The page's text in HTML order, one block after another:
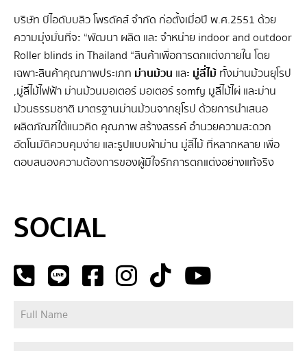
คงทน แข็งแรงและความยืดหยุ่นที่เหนือกว่าวัสดุสังเคราะห์
หลายชนิด อีกทั้งลวดลายของร่องเสี้ยนไม้ที่สวยงาม ดูเรียบ
สะอาดตา ให้อารมณ์กลิ่นอายของธรรมชาติได้อย่างชัดเจน จึง
นิยมนำมาใช้ในการตกแต่งที่ต้องการความเป็นธรรมชาติ มู่ลี่
ไม้ไผ่คุณภาพ คอลเลคชั่น COULISSE | BIW ผลิตด้วย
กระบวนการที่ทันสมัย ปรับเปลี่ยนไม้ไผ่ให้เป็นใบเรียบสวยงาม
โดยยังคงเนื้อไม้ไผ่เดิมไว้ จุดสำคัญคือ หมดกังวลเรื่องแมลง
กัดกินเนื้อไม้ ผนวกกับนวัตกรรม Finger Joint ที่เสริมความ
แข็งแรงของใบมู่ลี่ไม้ ไม่ให้โก่งงอ จึงได้ทั้งความสวยงามจาก
ธรรมชาติและความคงทนแข็งแรงที่รังสรรค์ได้กับทุกขนาด
ธรรมชาติ หรือแม้แต่สีโทนเข้มที่หรูหรา เพื่อช่วยยกระดับการ
ตกแต่งได้อย่างไร้ข้อจำกัด โดดเด่นสะดุดตาบนหน้าต่าง ซึ่งนับ
เป็นเฟอร์นิเจอร์ชิ้นสำคัญในการตกแต่ง สวยงามเป็น
ธรรมชาติ อย่างมีระดับ กับ มู่ลี่ไม้ไผ่ BAMBOO จาก […]
บริษัท บีไอดับบลิว โพรดัคส์ จำกัด ก่อตั้งเมื่อปี พ.ศ.2551 ด้วย
ความมุ่งมั่นที่จะ “พัฒนา ผลิต และ จําหน่าย indoor and outdoor
Roller blinds in Thailand “สินค้าเพื่อการตกแต่งภายใน โดย
เฉพาะสินค้าคุณภาพประเภท ม่านม้วน และ มู่ลี่ไม้ทั้งม่านม้วนยุโรป
,มู่ลี่ไม้ไฟฟ้า ม่านม้วนมอเตอร์ มอเตอร์ somfy มูลี่ไม้ไผ่ และม่าน
ม้วนธรรมชาติ มาตรฐานม่านม้วนจากยุโรป ด้วยการนำเสนอ
ผลิตภัณฑ์ใต้แนวคิด คุณภาพ สร้างสรรค์ อำนวยความสะดวก
อัตโนมัติควบคุมง่าย และรูปแบบผ้าม่าน มู่ลี่ไม้ ที่หลากหลาย เพื่อ
ตอบสนองความต้องการของผู้มีใจรักการตกแต่งอย่างแท้จริง
SOCIAL